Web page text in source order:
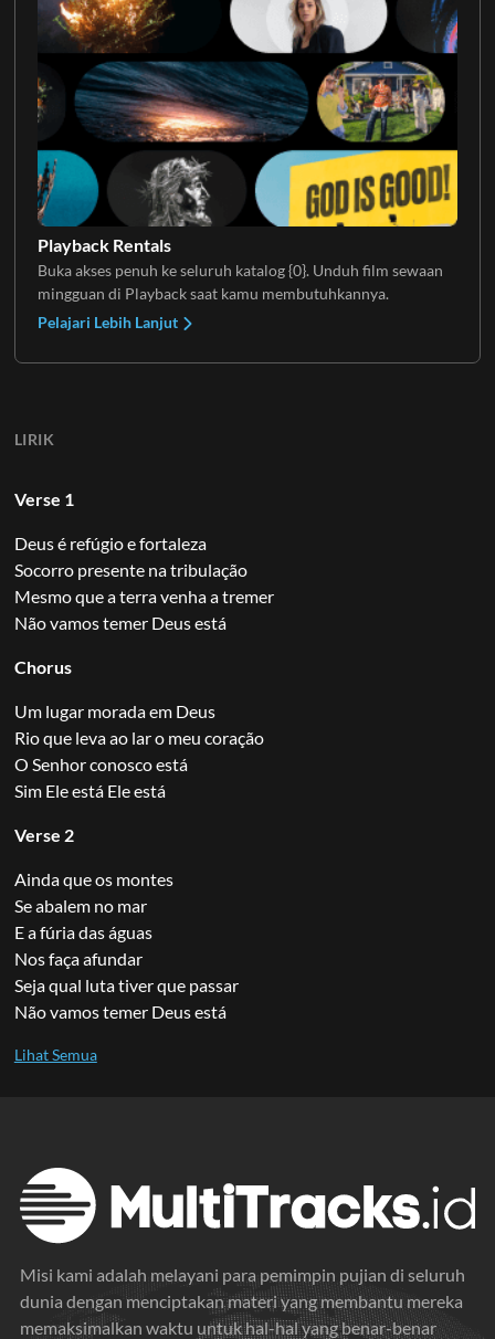
Playback Rentals
Buka akses penuh ke seluruh katalog {0}. Unduh film sewaan
mingguan di Playback saat kamu membutuhkannya.
Pelajari Lebih Lanjut
LIRIK
Verse 1
Deus é refúgio e fortaleza
Socorro presente na tribulação
Mesmo que a terra venha a tremer
Não vamos temer Deus está
Chorus
Um lugar morada em Deus
Rio que leva ao lar o meu coração
O Senhor conosco está
Sim Ele está Ele está
Verse 2
Ainda que os montes
Se abalem no mar
E a fúria das águas
Nos faça afundar
Seja qual luta tiver que passar
Não vamos temer Deus está
Misi kami adalah melayani para pemimpin pujian di seluruh
dunia dengan menciptakan materi yang membantu mereka
memaksimalkan waktu untuk hal-hal yang benar-benar